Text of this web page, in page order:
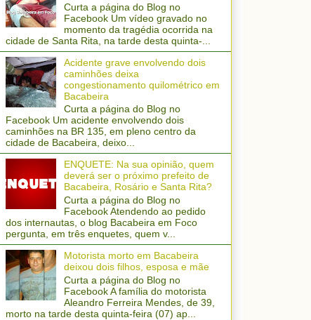
Curta a página do Blog no
Facebook Um vídeo gravado no
momento da tragédia ocorrida na
cidade de Santa Rita, na tarde desta quinta-...
Acidente grave envolvendo dois
caminhões deixa
congestionamento quilométrico em
Bacabeira
Curta a página do Blog no
Facebook Um acidente envolvendo dois
caminhões na BR 135, em pleno centro da
cidade de Bacabeira, deixo...
ENQUETE: Na sua opinião, quem
deverá ser o próximo prefeito de
Bacabeira, Rosário e Santa Rita?
Curta a página do Blog no
Facebook Atendendo ao pedido
dos internautas, o blog Bacabeira em Foco
pergunta, em três enquetes, quem v...
Motorista morto em Bacabeira
deixou dois filhos, esposa e mãe
Curta a página do Blog no
Facebook A família do motorista
Aleandro Ferreira Mendes, de 39,
morto na tarde desta quinta-feira (07) ap...